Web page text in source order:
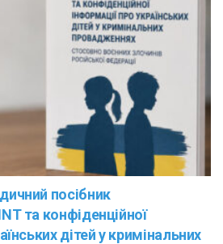
посібник
та конфіденційної
дітей у кримінальних